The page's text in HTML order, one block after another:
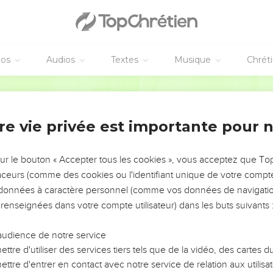
Audios Textes Musique
que Marc seul a conservée, est à la fois la consécration du
son âme ; donc c'est une institution digne de Dieu et de sa
, car l'homme a été crée libre, pour l'obéissance de l'amour, et
transition du principe qui précède à la grande vérité qui
est, par sa destination, infiniment élevé au-dessus de
chef de l'humanité, son représentant, son libérateur et son
de l'homme,Matthieu 8.20, note.)
pas la loi, il l' accomplit
qui n'est pas authentique dans Matthieu, l'est ici, et il
car les Juifs regardaient le sabbat comme la plus sainte de
vie privée est importante pour
le bouton « Accepter tous les cookies », vous acceptez que
(comme des cookies ou l'identifiant unique de votre
à caractère personnel (comme vos données de
dans votre compte utilisateur) dans les buts suivants :
de notre service
d'utiliser des services tiers tels que de la vidéo, des cartes
d'entrer en contact avec notre service de relation aux